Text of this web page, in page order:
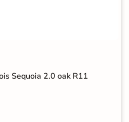
Sequoia 2.0 oak R11